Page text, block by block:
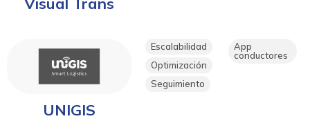
UNIGIS
Escalabilidad
Optimización
Seguimiento
App
conductores